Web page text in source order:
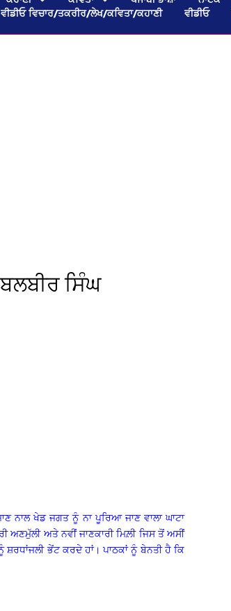
ਵੀਡੀਓ ਵਿਚਾਰ/ਤਕਰੀਰ/ਲੇਖ/ਕਵਿਤਾ/ਕਹਾਣੀ ਵੀਡੀਓ
ਸਿੰਘ
ਨਾਲ ਖੇਡ ਜਗਤ ਨੂੰ ਨਾ ਪੂਰਿਆ ਜਾਣ ਵਾਲਾ ਘਾਟਾ
ਅਣਮੁੱਲੀ ਅਤੇ ਨਵੀਂ ਜਾਣਕਾਰੀ ਮਿਲ਼ੀ ਜਿਸ ਤੋਂ ਅਸੀਂ
ਸ਼ਰਧਾਂਜਲੀ ਭੇਂਟ ਕਰਦੇ ਹਾਂ। ਪਾਠਕਾਂ ਨੂੰ ਬੇਨਤੀ ਹੈ ਕਿ